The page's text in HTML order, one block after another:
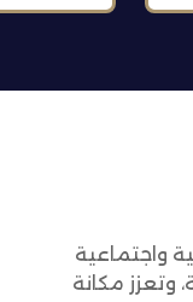
واجتماعية
وتعزز مكانة